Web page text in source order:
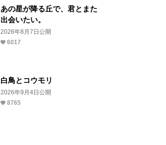
あの星が降る丘で、君とまた
出会いたい。
2026年8月7日公開
6017
白鳥とコウモリ
2026年9月4日公開
8765